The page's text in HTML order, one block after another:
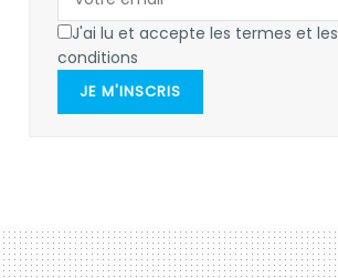
J'ai lu et accepte les termes et les
conditions
JE M'INSCRIS